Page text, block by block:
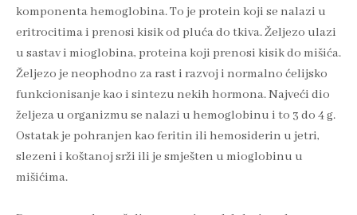
komponenta hemoglobina. To je protein koji se nalazi u
eritrocitima i prenosi kisik od pluća do tkiva. Željezo ulazi
u sastav i mioglobina, proteina koji prenosi kisik do mišića.
Željezo je neophodno za rast i razvoj i normalno ćelijsko
funkcionisanje kao i sintezu nekih hormona. Najveći dio
željeza u organizmu se nalazi u hemoglobinu i to 3 do 4 g.
Ostatak je pohranjen kao feritin ili hemosiderin u jetri,
slezeni i koštanoj srži ili je smješten u mioglobinu u
mišićima.